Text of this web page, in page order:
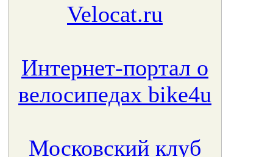
Velocat.ru
Интернет-портал о
велосипедах bike4u
Московский клуб